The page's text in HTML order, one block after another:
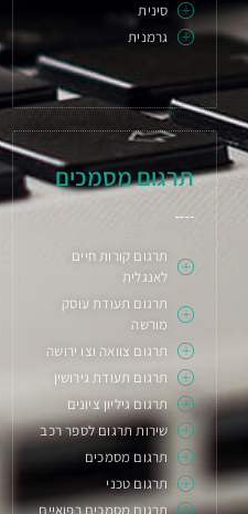
סינית
גרמנית
תרגום מסמכים
תרגום קורות חיים
לאנגלית
תרגום תעודת עוסק
מורשה
תרגום צוואה וצו ירושה
תרגום תעודת גירושין
תרגום גיליון ציונים
שירות תרגום לספר רכב
תרגום מסמכים
תרגום טכני
תרגום מסמכים רפואיים